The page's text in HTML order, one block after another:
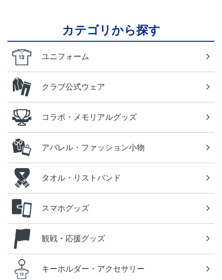
カテゴリから探す
ユニフォーム
クラブ公式ウェア
コラボ・メモリアルグッズ
アパレル・ファッション小物
タオル・リストバンド
スマホグッズ
観戦・応援グッズ
キーホルダー・アクセサリー